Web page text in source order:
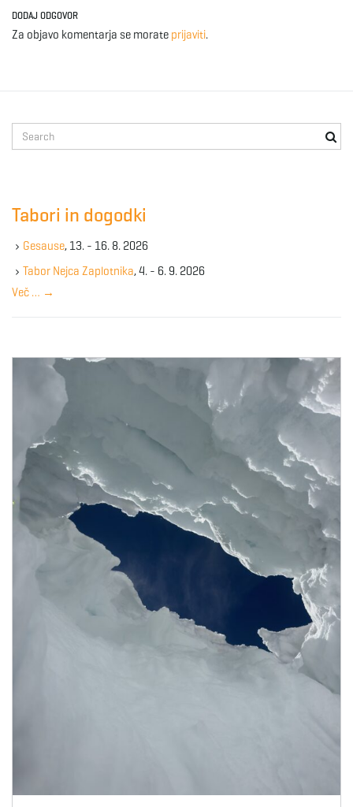
a
n
DODAJ ODGOVOR
Za objavo komentarja se morate prijaviti.
e
e
y
w
r
Tabori in dogodki
Gesause, 13. - 16. 8. 2026
Tabor Nejca Zaplotnika, 4. - 6. 9. 2026
Več … →